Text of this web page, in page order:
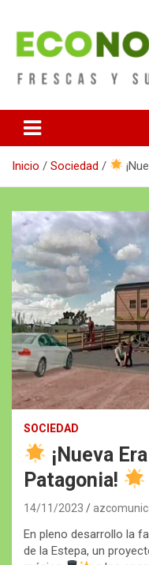
contenido
Econoticias
Inicio Sociedad
SOCIEDAD
¡Nueva
Patagonia!
14/11/2023
En pleno desarrollo la
de la Estepa, un